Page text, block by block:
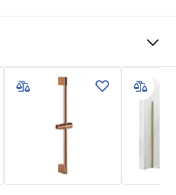
Egykaros
Külső
_5.pdf